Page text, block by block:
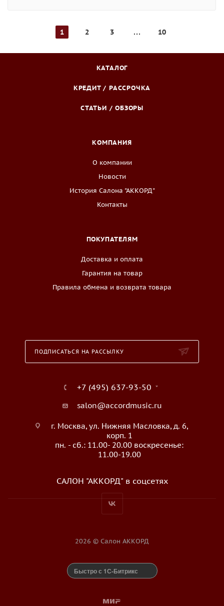
1 2 3 10
КАТАЛОГ
КРЕДИТ / РАССРОЧКА
СТАТЬИ / ОБЗОРЫ
КОМПАНИЯ
О компании
Новости
История Салона "АККОРД"
Контакты
ПОКУПАТЕЛЯМ
Доставка и оплата
Гарантия на товар
Правила обмена и возврата товара
ПОДПИСАТЬСЯ НА РАССЫЛКУ
+7 (495) 637-93-50
salon@accordmusic.ru
г. Москва, ул. Нижняя Масловка, д. 6,
корп. 1
пн. - сб.: 11.00- 20.00 воскресенье:
11.00-19.00
САЛОН "АККОРД" в соцсетях
2026 © Салон АККОРД
Быстро с 1С-Битрикс